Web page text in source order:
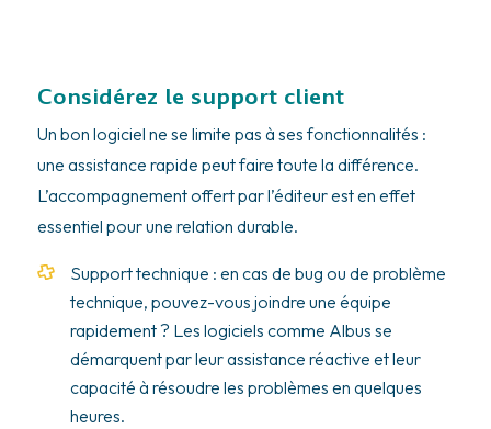
Considérez le support client
Un bon logiciel ne se limite pas à ses fonctionnalités :
une assistance rapide peut faire toute la différence.
L’accompagnement offert par l’éditeur est en effet
essentiel pour une relation durable.
Support technique : en cas de bug ou de problème
technique, pouvez-vous joindre une équipe
rapidement ? Les logiciels comme Albus se
démarquent par leur assistance réactive et leur
capacité à résoudre les problèmes en quelques
heures.